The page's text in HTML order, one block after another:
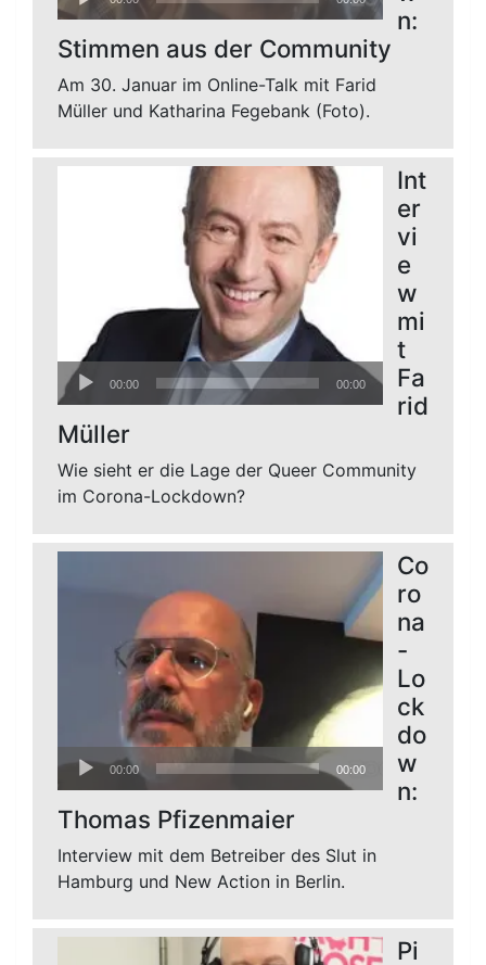
Player
n:
Stimmen aus der Community
Am 30. Januar im Online-Talk mit Farid
Müller und Katharina Fegebank (Foto).
Audio-
Player
00:00 00:00
Int
er
vi
e
w
mi
t
Fa
rid
Müller
Wie sieht er die Lage der Queer Community
im Corona-Lockdown?
Audio-
Player
00:00 00:00
Co
ro
na
-
Lo
ck
do
w
n:
Thomas Pfizenmaier
Interview mit dem Betreiber des Slut in
Hamburg und New Action in Berlin.
Pi